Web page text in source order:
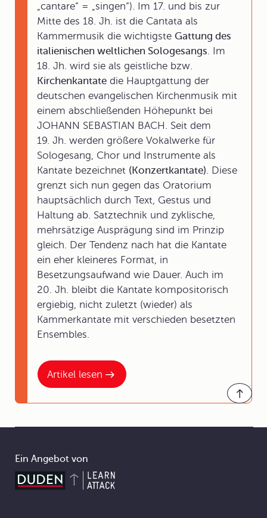
Artikel lesen
„cantare“ = „singen“). Im 17. und bis zur
Mitte des 18. Jh. ist die Cantata als
Kammermusik die wichtigste Gattung des
italienischen weltlichen Sologesangs. Im
18. Jh. wird sie als geistliche bzw.
Kirchenkantate die Hauptgattung der
deutschen evangelischen Kirchenmusik mit
einem abschließenden Höhepunkt bei
JOHANN SEBASTIAN BACH. Seit dem
19. Jh. werden größere Vokalwerke für
Sologesang, Chor und Instrumente als
Kantate bezeichnet (Konzertkantate). Diese
grenzt sich nun gegen das Oratorium
hauptsächlich durch Text, Gestus und
Haltung ab. Satztechnik und zyklische,
mehrsätzige Ausprägung sind im Prinzip
gleich. Der Tendenz nach hat die Kantate
ein eher kleineres Format, in
Besetzungsaufwand wie Dauer. Auch im
20. Jh. bleibt die Kantate kompositorisch
ergiebig, nicht zuletzt (wieder) als
Kammerkantate mit verschieden besetzten
Ensembles.
Ein Angebot von